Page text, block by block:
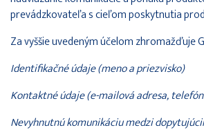
prevádzkovateľa s cieľom poskytnutia
Za vyššie uvedeným účelom zhromažďuje
Identifikačné údaje (meno a priezvisko)
Kontaktné údaje (e-mailová adresa,
Nevyhnutnú komunikáciu medzi